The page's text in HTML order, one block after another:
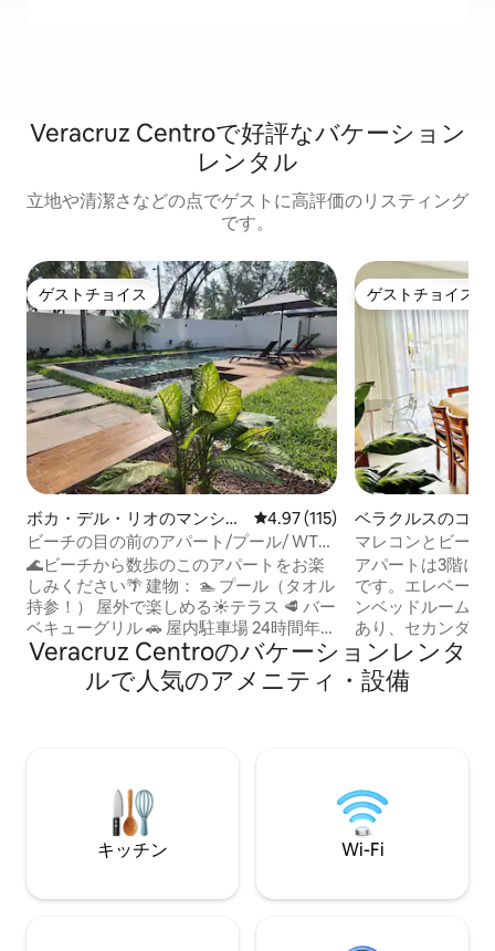
Veracruz Centroで好評なバケーション
レンタル
立地や清潔さなどの点でゲストに高評価のリスティング
です。
ゲストチョイス
ゲストチョイス
ボカ・デル・リオのマンショ
ン・アパート
レビュー115件、5つ星中4.97つ
4.97 (115)
ビーチの目の前のアパート/プール/ WTC
/ Wi-Fi /請求書
🌊ビーチから数歩のこのアパートをお楽
しみください🌴 建物： 🏊 プール（タオル
持参！） 屋外で楽しめる☀️テラス 🥩 バー
ベキューグリル 🚗 屋内駐車場 24時間年中
無休👮🏻‍♂️の監視 🛗 エレベーター 📍WTC、
レストラン、ショップに近い アパート：
❄️ 寝室とリビングルームにエアコン 📺ス
ぐご予約ください！
ゲストチョイス
ゲストチョイス
ベラクルスのコン
ム
マレコンとビーチ
リーアパートメン
アパートは3階に
です。エレベーター
ンベッドルームに
あり、セカンダリ
ルサイズの下段ベ
上段ベッドの2段
ンガルーツイン
トルの電動ゲート
動ゲートは2分で
ています。ご注意
Veracruz Centroのバケーションレンタ
ルで人気のアメニティ・設備
キッチン Wi-Fi